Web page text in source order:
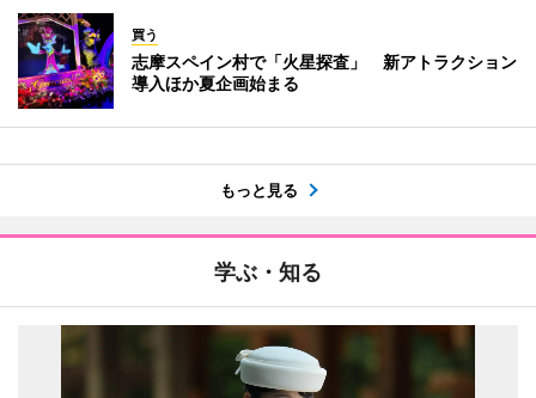
買う
志摩スペイン村で「火星探査」 新アトラクション
導入ほか夏企画始まる
もっと見る
学ぶ・知る